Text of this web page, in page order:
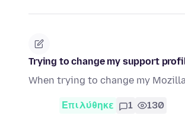
Trying to change my support
When trying to change my
Επιλύθηκε 1 130